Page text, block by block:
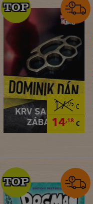
17,95€
14,18€
TOP
TOP
TOP
TOP